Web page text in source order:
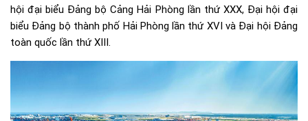
hội đại biểu Đảng bộ Cảng Hải Phòng lần thứ XXX, Đại hội đại
biểu Đảng bộ thành phố Hải Phòng lần thứ XVI và Đại hội Đảng
toàn quốc lần thứ XIII.